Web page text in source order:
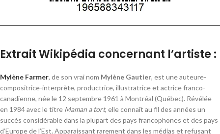
Extrait Wikipédia concernant l’artiste :
Mylène Farmer, de son vrai nom Mylène Gautier, est une auteure-
compositrice-interprète, productrice, illustratrice et actrice franco-
canadienne, née le 12 septembre 1961 à Montréal (Québec). Révélée
en 1984 avec le titre Maman a tort, elle connaît au fil des années un
succès considérable dans la plupart des pays francophones et des pays
d’Europe de l’Est. Apparaissant rarement dans les médias et refusant